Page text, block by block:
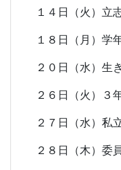
１４日（火）立
１８日（月）学
２０日（水）生
２６日（火）３
２７日（水）私
２８日（木）委